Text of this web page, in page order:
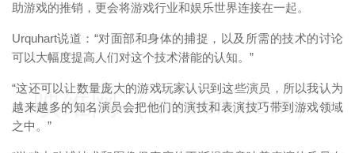
助游戏的推销，更会将游戏行业和娱乐世界连接在一起。
Urquhart说道：“对面部和身体的捕捉，以及所需的技术的讨论
可以大幅度提高人们对这个技术潜能的认知。”
“这还可以让数量庞大的游戏玩家认识到这些演员，所以我认为
越来越多的知名演员会把他们的演技和表演技巧带到游戏领域
之中。”
映维网（nweon.com）